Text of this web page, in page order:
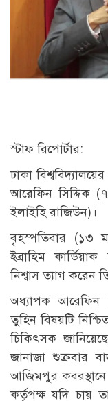
স্টাফ রিপোর্টার:
ঢাকা
আরেফিন সিদ্দিক
ইলাইহি রাজিউন)।
বৃহস্পতিবার (১৩
ইব্রাহিম
নিশ্বাস ত্যাগ করেন
অধ্যাপক আরেফিন
তুহিন বিষয়টি
চিকিৎসক
জানাজা শুক্রবার
আজিমপুর কবরস্থানে
কর্তৃপক্ষ যদি চায়